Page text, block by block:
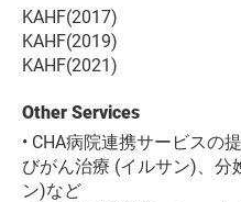
KAHF(2017)
KAHF(2019)
KAHF(2021)
Other Services
• CHA病院連携サービスの
びがん治療 (イルサン)、分
ン)など